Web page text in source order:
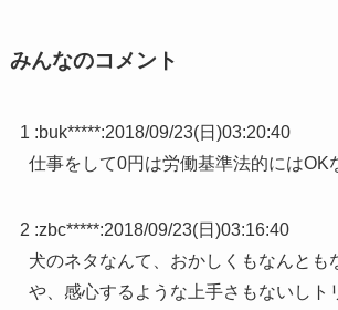
みんなのコメント
1 :buk*****:2018/09/23(日)03:20:40
仕事をして0円は労働基準法的にはOK
2 :zbc*****:2018/09/23(日)03:16:40
犬のネタなんて、おかしくもなんとも
や、感心するような上手さもないしト